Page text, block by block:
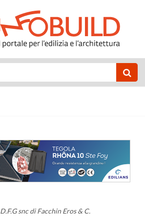
D.F.G snc di Facchin Eros & C.